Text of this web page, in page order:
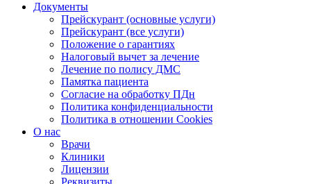
Документы
Прейскурант (основные услуги)
Прейскурант (все услуги)
Положение о гарантиях
Налоговый вычет за лечение
Лечение по полису ДМС
Памятка пациента
Согласие на обработку ПДн
Политика конфиденциальности
Политика в отношении Cookies
О нас
Врачи
Клиники
Лицензии
Реквизиты